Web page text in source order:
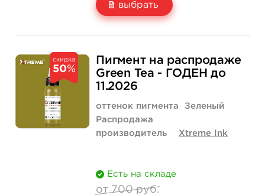
выбрать
Количество
3 180 руб.
1 272 руб.
купить
скидка
50%
Пигмент на распродаже
Green Tea - ГОДЕН до
11.2026
оттенок пигмента
Зеленый
Распродажа
производитель
Xtreme Ink
Есть на складе
от 700 руб.